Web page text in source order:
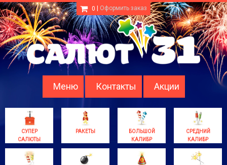
0 Оформить заказ
Меню Контакты Акции
СУПЕР
САЛЮТЫ
РАКЕТЫ
БОЛЬШОЙ
КАЛИБР
СРЕДНИЙ
КАЛИБР